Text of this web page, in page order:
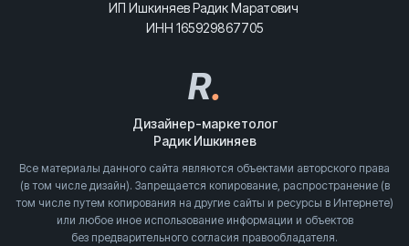
ИП Ишкиняев Радик Маратович
ИНН 165929867705
R.
Дизайнер-маркетолог
Радик Ишкиняев
Все материалы данного сайта являются объектами авторского права
(в том числе дизайн). Запрещается копирование, распространение (в
том числе путем копирования на другие сайты и ресурсы в Интернете)
или любое иное использование информации и объектов
без предварительного согласия правообладателя.